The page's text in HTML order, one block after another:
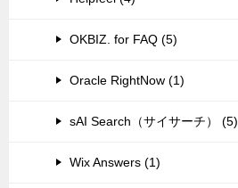
OKBIZ. for FAQ (5)
Oracle RightNow (1)
sAI Search（サイサーチ） (5)
Wix Answers (1)